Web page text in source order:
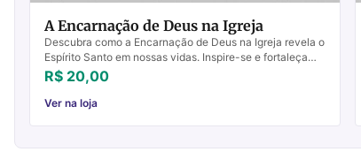
A Encarnação de Deus na Igreja
Descubra como a Encarnação de Deus na Igreja revela o
Espírito Santo em nossas vidas. Inspire-se e fortaleça
sua fé hoje.
R$ 20,00
Ver na loja